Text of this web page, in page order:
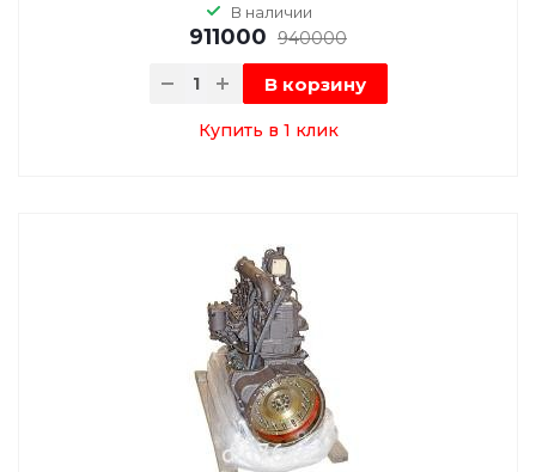
В наличии
911000 940000
В корзину
Купить в 1 клик